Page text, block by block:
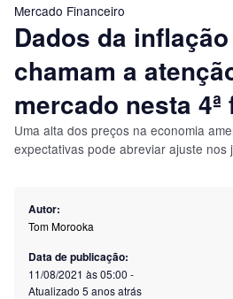
Mercado Financeiro
Dados da
chamam a
mercado nesta 4ª
Uma alta dos preços na economia
expectativas pode abreviar ajuste nos
Autor:
Tom Morooka
Data de publicação:
11/08/2021 às 05:00 -
Atualizado 5 anos atrás